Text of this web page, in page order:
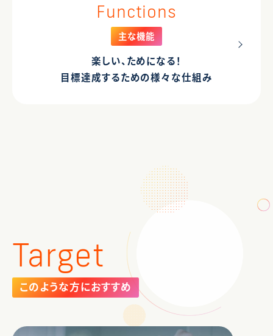
Functions
主な機能
楽しい、ためになる！
目標達成するための様々な仕組み
Target
このような方におすすめ